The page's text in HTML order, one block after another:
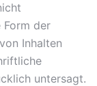
Form der
Inhalten
untersagt.